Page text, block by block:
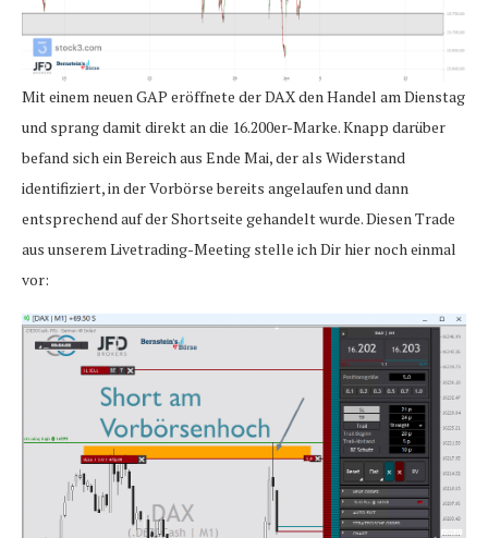
Mit einem neuen GAP eröffnete der DAX den Handel am Dienstag
und sprang damit direkt an die 16.200er-Marke. Knapp darüber
befand sich ein Bereich aus Ende Mai, der als Widerstand
identifiziert, in der Vorbörse bereits angelaufen und dann
entsprechend auf der Shortseite gehandelt wurde. Diesen Trade
aus unserem Livetrading-Meeting stelle ich Dir hier noch einmal
vor: